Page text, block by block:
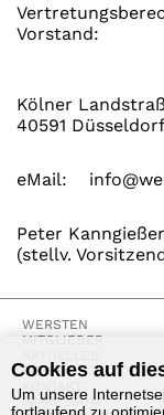
Vorstand:
Kölner
40591 Düsseldorf
eMail:
Peter Kanngießer
(stellv.
WERSTEN
MITGLIEDER
PRESSE
IMPRESSUM
Cookies auf
Um unsere